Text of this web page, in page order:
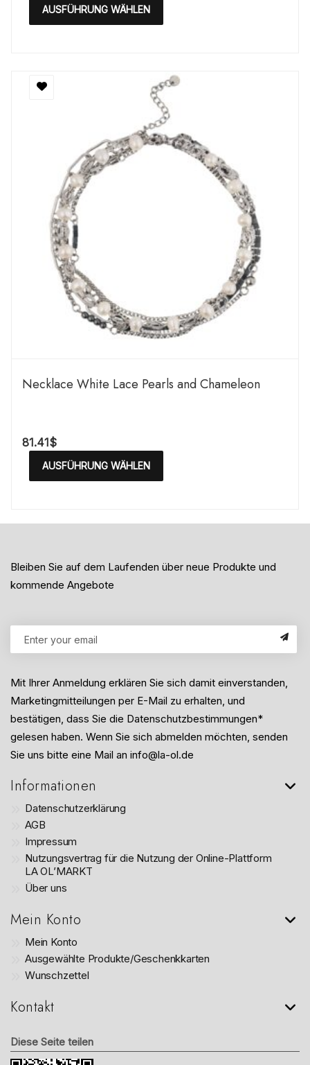
AUSFÜHRUNG WÄHLEN
Necklace White Lace Pearls and Chameleon
81.41$
AUSFÜHRUNG WÄHLEN
Bleiben Sie auf dem Laufenden über neue Produkte und
kommende Angebote
Mit Ihrer Anmeldung erklären Sie sich damit einverstanden,
Marketingmitteilungen per E-Mail zu erhalten, und
bestätigen, dass Sie die Datenschutzbestimmungen*
gelesen haben. Wenn Sie sich abmelden möchten, senden
Sie uns bitte eine Mail an info@la-ol.de
Informationen
Datenschutzerklärung
AGB
Impressum
Nutzungsvertrag für die Nutzung der Online-Plattform
LA OL’MARKT
Über uns
Mein Konto
Mein Konto
Ausgewählte Produkte/Geschenkkarten
Wunschzettel
Kontakt
Diese Seite teilen